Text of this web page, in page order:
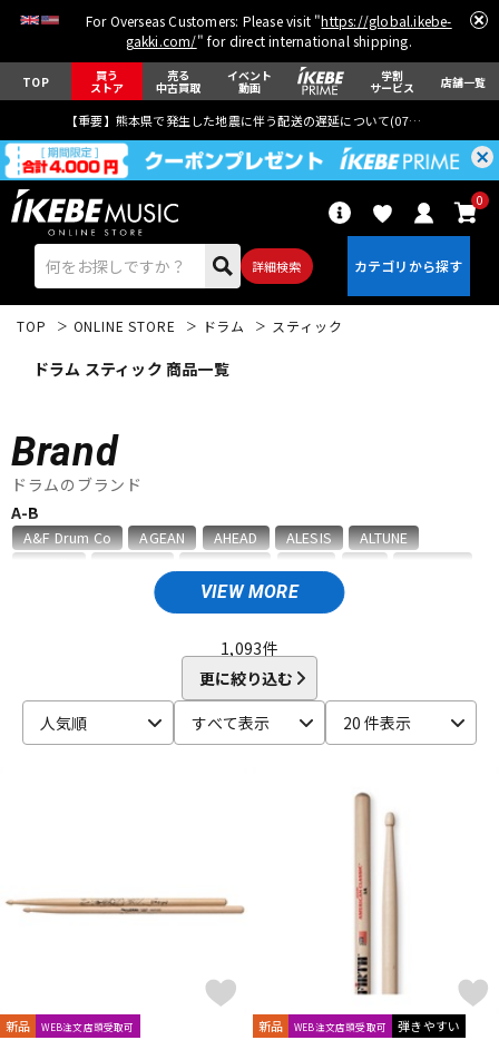
For Overseas Customers: Please visit "https://global.ikebe-
gakki.com/" for direct international shipping.
TOP 買う
ストア
売る
中古買取
イベント
動画
学割
サービス 店舗一覧
【重要】熊本県で発生した地震に伴う配送の遅延について(07月29日
詳細検索
0
エレキギター
ベース ウクレレ
パーカッション
エフェクター
DTM オンライン納品 レコーディング機器
TOP ONLINE STORE ドラム スティック
ドラム スティック 商品一覧
Brand
ドラムのブランド
VIEW MORE
A-B
A&F Drum Co AGEAN AHEAD ALESIS
ALTUNE
basiner BASS DRUM O's
Beato
BIG FAT SNARE DRUM
BONNEY DRUM JAPAN
Brush Fire
CANOPUS COO design Craig Lauritsen
Craviotto
CYMBAG
CYMPAD Daiking Corporation
DANMAR
Dunnett
emjmod
Funch Cymbals
GATOR
Gibraltar GORILLA SNOT GOSTRAY
GRUV-X
HUDSON MUSIC
Inami Custom Drums
Innovative Percussion
1,093件
更に絞り込む
人気順
すべて表示 20 件表示
新品 WEB注文店頭受取可 新品 WEB注文店頭受取可 弾きやすい